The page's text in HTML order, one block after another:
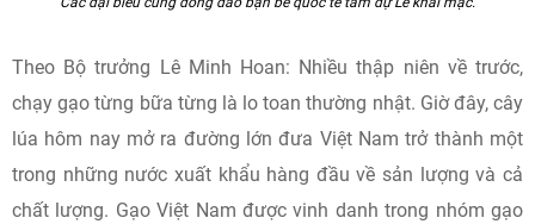
Theo Bộ trưởng Lê Minh Hoan: Nhiều thập niên về trước,
chạy gạo từng bữa từng là lo toan thường nhật. Giờ đây, cây
lúa hôm nay mở ra đường lớn đưa Việt Nam trở thành một
trong những nước xuất khẩu hàng đầu về sản lượng và cả
chất lượng. Gạo Việt Nam được vinh danh trong nhóm gạo